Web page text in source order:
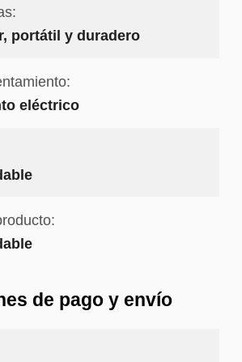
portátil y duradero
eléctrico
de pago y envío